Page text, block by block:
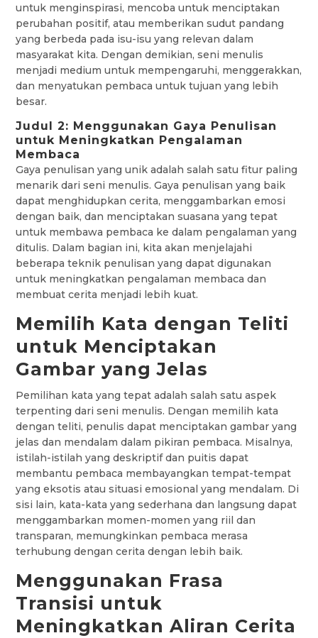
untuk menginspirasi, mencoba untuk menciptakan
perubahan positif, atau memberikan sudut pandang
yang berbeda pada isu-isu yang relevan dalam
masyarakat kita. Dengan demikian, seni menulis
menjadi medium untuk mempengaruhi, menggerakkan,
dan menyatukan pembaca untuk tujuan yang lebih
besar.
Judul 2: Menggunakan Gaya Penulisan
untuk Meningkatkan Pengalaman
Membaca
Gaya penulisan yang unik adalah salah satu fitur paling
menarik dari seni menulis. Gaya penulisan yang baik
dapat menghidupkan cerita, menggambarkan emosi
dengan baik, dan menciptakan suasana yang tepat
untuk membawa pembaca ke dalam pengalaman yang
ditulis. Dalam bagian ini, kita akan menjelajahi
beberapa teknik penulisan yang dapat digunakan
untuk meningkatkan pengalaman membaca dan
membuat cerita menjadi lebih kuat.
Memilih Kata dengan Teliti
untuk Menciptakan
Gambar yang Jelas
Pemilihan kata yang tepat adalah salah satu aspek
terpenting dari seni menulis. Dengan memilih kata
dengan teliti, penulis dapat menciptakan gambar yang
jelas dan mendalam dalam pikiran pembaca. Misalnya,
istilah-istilah yang deskriptif dan puitis dapat
membantu pembaca membayangkan tempat-tempat
yang eksotis atau situasi emosional yang mendalam. Di
sisi lain, kata-kata yang sederhana dan langsung dapat
menggambarkan momen-momen yang riil dan
transparan, memungkinkan pembaca merasa
terhubung dengan cerita dengan lebih baik.
Menggunakan Frasa
Transisi untuk
Meningkatkan Aliran Cerita